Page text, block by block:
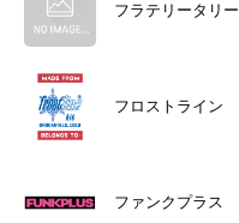
フラテリータリー
フロストライン
ファンクプラス